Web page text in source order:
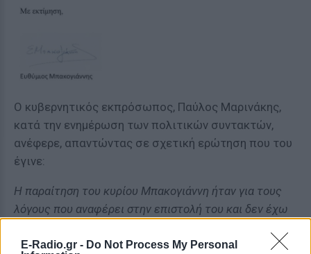
E-Radio.gr - Do Not Process My Personal
Ο κυβερνητικός εκπρόσωπος, Παύλος Μαρινάκης,
κατά την ενημέρωση των πολιτικών συντακτών,
ανέφερε, απαντώντας σε σχετική ερώτηση που του
έγινε:
Η παραίτηση του κυρίου Μπακογιάννη ήταν για τους
λόγους που αναφέρει στην επιστολή του και δεν έχω